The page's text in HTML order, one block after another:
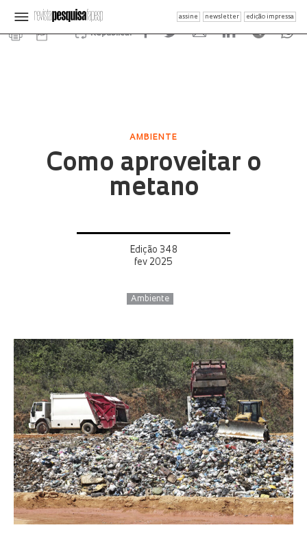
assine newsletter edição impressa
Republicar
AMBIENTE
Como aproveitar o
metano
Edição 348
fev 2025
Ambiente